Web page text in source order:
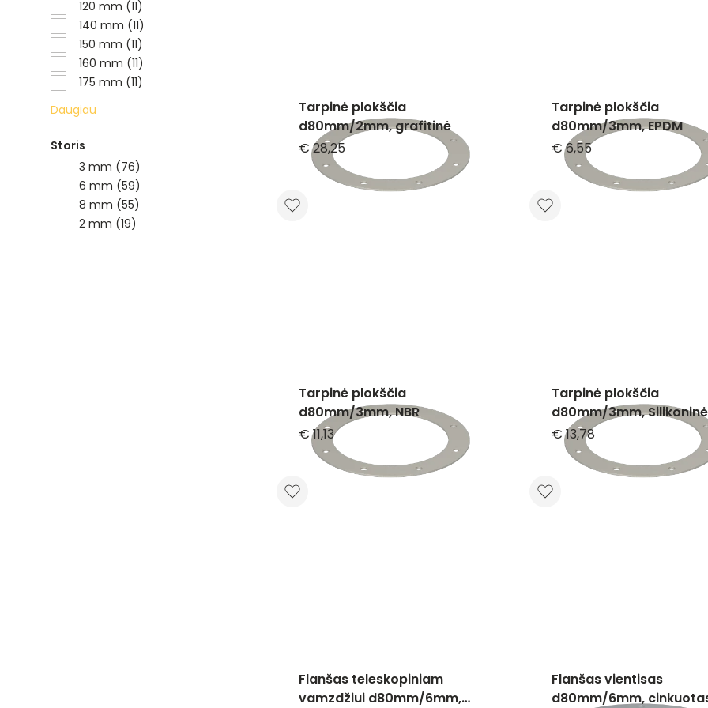
120 mm (11)
140 mm (11)
150 mm (11)
160 mm (11)
175 mm (11)
Daugiau
Storis
3 mm (76)
6 mm (59)
8 mm (55)
2 mm (19)
Tarpinė plokščia
d80mm/2mm, grafitinė
€ 28,25
Tarpinė plokščia
d80mm/3mm, EPDM
€ 6,55
Tarpinė plokščia
d80mm/3mm, NBR
€ 11,13
Tarpinė plokščia
d80mm/3mm,
skaidri
€ 13,78
Flanšas teleskopiniam
vamzdžiui d80mm/6mm,
Flanšas vientisas
d80mm/6mm,